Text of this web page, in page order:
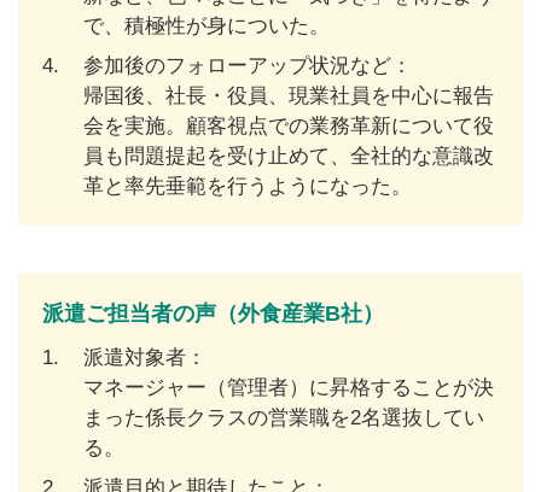
で、積極性が身についた。
4.
参加後のフォローアップ状況など：
帰国後、社長・役員、現業社員を中心に報告
会を実施。顧客視点での業務革新について役
員も問題提起を受け止めて、全社的な意識改
革と率先垂範を行うようになった。
派遣ご担当者の声（外食産業B社）
1.
派遣対象者：
マネージャー（管理者）に昇格することが決
まった係長クラスの営業職を2名選抜してい
る。